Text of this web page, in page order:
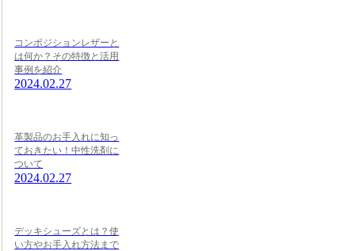
コンポジションレザーと
は何か？その特徴と活用
事例を紹介
2024.02.27
革製品のお手入れに知っ
ておきたい！中性洗剤に
ついて
2024.02.27
デッキシューズとは？使
い方やお手入れ方法まで